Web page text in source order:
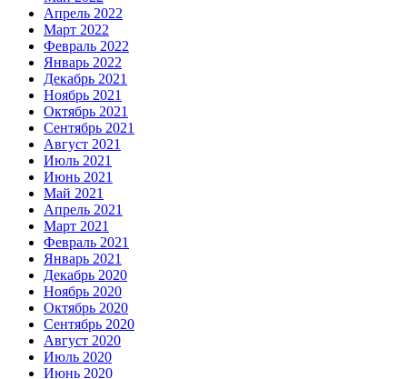
Апрель 2022
Март 2022
Февраль 2022
Январь 2022
Декабрь 2021
Ноябрь 2021
Октябрь 2021
Сентябрь 2021
Август 2021
Июль 2021
Июнь 2021
Май 2021
Апрель 2021
Март 2021
Февраль 2021
Январь 2021
Декабрь 2020
Ноябрь 2020
Октябрь 2020
Сентябрь 2020
Август 2020
Июль 2020
Июнь 2020